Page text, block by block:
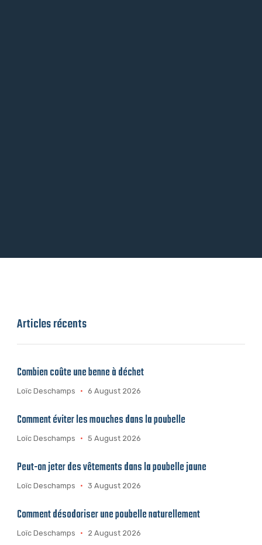
Articles récents
Combien coûte une benne à déchet
Loïc Deschamps 6 August 2026
Comment éviter les mouches dans la poubelle
Loïc Deschamps 5 August 2026
Peut-on jeter des vêtements dans la poubelle jaune
Loïc Deschamps 3 August 2026
Comment désodoriser une poubelle naturellement
Loïc Deschamps 2 August 2026